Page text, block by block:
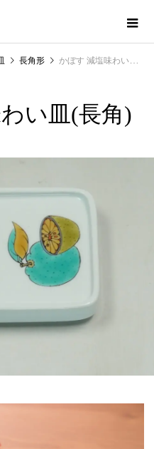
長角形 かぼす 減塩味わい皿(長角)
い皿(長角)